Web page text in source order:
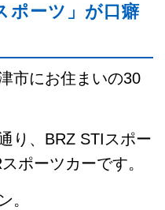
ポーツ」が口癖
市にお住まいの30
り、BRZ STIスポー
ポーツカーです。
。